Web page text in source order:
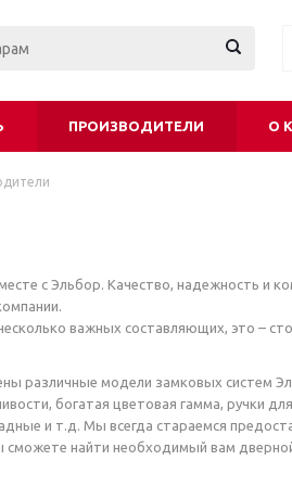
ПРОИЗВОДИТЕЛИ О
с Эльбор. Качество, надежность и
важных составляющих, это –
различные модели замковых систем
богатая цветовая гамма, ручки
и т.д. Мы всегда стараемся
сможете найти необходимый вам